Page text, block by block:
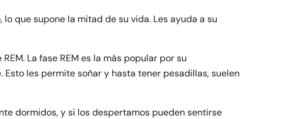
que supone la mitad de su vida. Les ayuda a su
La fase REM es la más popular por su
les permite soñar y hasta tener pesadillas, suelen
dormidos, y si los despertamos pueden sentirse